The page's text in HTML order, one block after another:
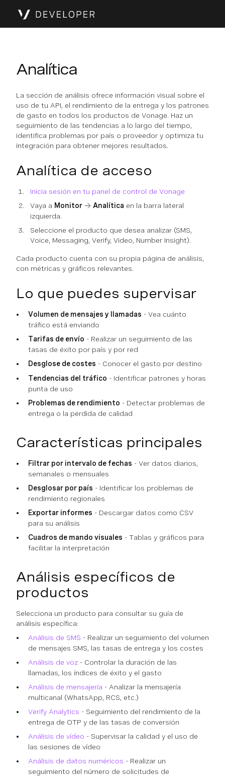
Analítica
La sección de análisis ofrece información visual sobre el
uso de tu API, el rendimiento de la entrega y los patrones
de gasto en todos los productos de Vonage. Haz un
seguimiento de las tendencias a lo largo del tiempo,
identifica problemas por país o proveedor y optimiza tu
integración para obtener mejores resultados.
Analítica de acceso
Inicia sesión en tu panel de control de Vonage
Vaya a Monitor → Analítica en la barra lateral
izquierda.
Seleccione el producto que desea analizar (SMS,
Voice, Messaging, Verify, Video, Number Insight).
Cada producto cuenta con su propia página de análisis,
con métricas y gráficos relevantes.
Lo que puedes supervisar
Volumen de mensajes y llamadas - Vea cuánto
tráfico está enviando
Tarifas de envío - Realizar un seguimiento de las
tasas de éxito por país y por red
Desglose de costes - Conocer el gasto por destino
Tendencias del tráfico - Identificar patrones y horas
punta de uso
Problemas de rendimiento - Detectar problemas de
entrega o la pérdida de calidad
Características principales
Filtrar por intervalo de fechas - Ver datos diarios,
semanales o mensuales
Desglosar por país - Identificar los problemas de
rendimiento regionales
Exportar informes - Descargar datos como CSV
para su análisis
Cuadros de mando visuales - Tablas y gráficos para
facilitar la interpretación
Análisis específicos de
productos
Selecciona un producto para consultar su guía de
análisis específica:
Análisis de SMS - Realizar un seguimiento del volumen
de mensajes SMS, las tasas de entrega y los costes
Análisis de voz - Controlar la duración de las
llamadas, los índices de éxito y el gasto
Análisis de mensajería - Analizar la mensajería
multicanal (WhatsApp, RCS, etc.)
Verify Analytics - Seguimiento del rendimiento de la
entrega de OTP y de las tasas de conversión
Análisis de vídeo - Supervisar la calidad y el uso de
las sesiones de vídeo
Análisis de datos numéricos - Realizar un
seguimiento del número de solicitudes de